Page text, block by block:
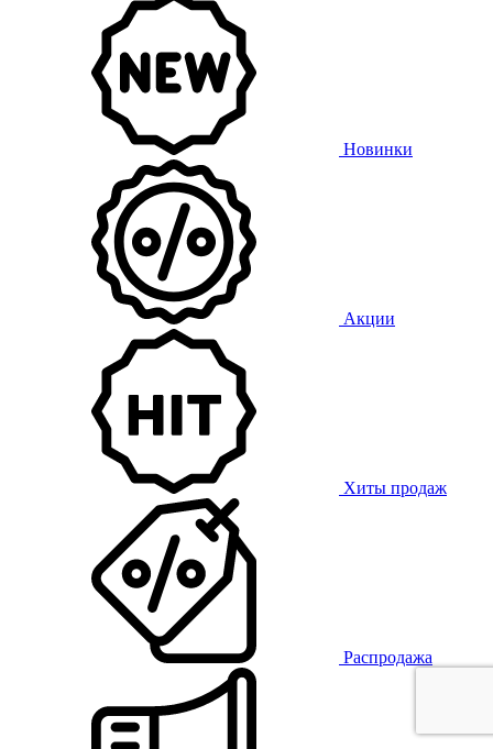
Новинки
Акции
Хиты продаж
Распродажа